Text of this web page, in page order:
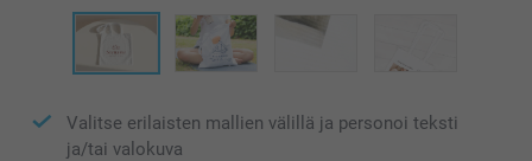
Valitse erilaisten mallien välillä ja personoi teksti
ja/tai valokuva